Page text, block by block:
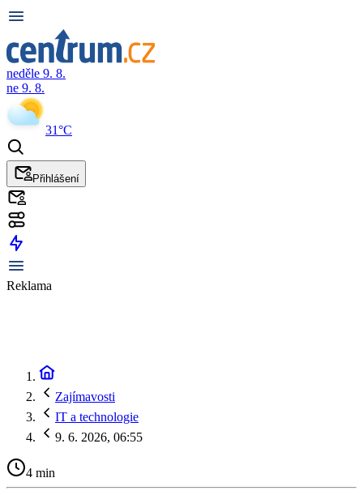
neděle 9. 8.
ne 9. 8.
31°C
Přihlášení
Reklama
Zajímavosti
IT a technologie
9. 6. 2026, 06:55
4 min